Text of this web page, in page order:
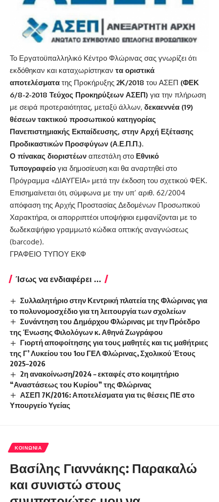
Το Εργατοϋπαλληλικό Κέντρο Φλώρινας σας γνωρίζει ότι
εκδόθηκαν και καταχωρίστηκαν τα οριστικά
αποτελέσματα της Προκήρυξης 2Κ/2018 του ΑΣΕΠ (ΦΕΚ
6/8-2-2018 Τεύχος Προκηρύξεων ΑΣΕΠ) για την πλήρωση
με σειρά προτεραιότητας, μεταξύ άλλων, δεκαεννέα (19)
θέσεων τακτικού προσωπικού κατηγορίας
Πανεπιστημιακής Εκπαίδευσης, στην Αρχή Εξέτασης
Προδικαστικών Προσφύγων (Α.Ε.Π.Π.).
Ο πίνακας διοριστέων απεστάλη στο Εθνικό
Τυπογραφείο για δημοσίευση και θα αναρτηθεί στο
Πρόγραμμα «ΔΙΑΥΓΕΙΑ» μετά την έκδοση του σχετικού ΦΕΚ.
Επισημαίνεται ότι, σύμφωνα με την υπ’ αριθ. 62/2004
απόφαση της Αρχής Προστασίας Δεδομένων Προσωπικού
Χαρακτήρα, οι απορριπτέοι υποψήφιοι εμφανίζονται με το
δωδεκαψήφιο γραμμωτό κώδικα οπτικής αναγνώσεως
(barcode).
ΓΡΑΦΕΙΟ ΤΥΠΟΥ ΕΚΦ
Ίσως να ενδιαφέρει ...
Συλλαλητήριο στην Κεντρική πλατεία της Φλώρινας για
το πολυνομοσχέδιο για τη λειτουργία των σχολείων
Συνάντηση του Δημάρχου Φλώρινας με την Πρόεδρο
της Ένωσης Φιλολόγων κ. Αθηνά Ζωγράφου
Γιορτή αποφοίτησης για τους μαθητές και τις μαθήτριες
της Γ’ Λυκείου του 1ου ΓΕΛ Φλώρινας, Σχολικού Έτους
2025–2026
2η ανακοίνωση/2024 – εκταφές στο κοιμητήριο
“Αναστάσεως του Κυρίου” της Φλώρινας
ΑΣΕΠ 7Κ/2016: Αποτελέσματα για τις θέσεις ΠΕ στο
Υπουργείο Υγείας
ΚΟΙΝΩΝΊΑ
Βασίλης Γιαννάκης: Παρακαλώ
και συνιστώ στους